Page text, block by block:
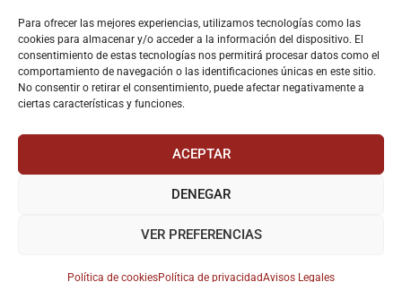
Para ofrecer las mejores experiencias, utilizamos tecnologías como las
cookies para almacenar y/o acceder a la información del dispositivo. El
consentimiento de estas tecnologías nos permitirá procesar datos como el
comportamiento de navegación o las identificaciones únicas en este sitio.
No consentir o retirar el consentimiento, puede afectar negativamente a
ciertas características y funciones.
ACEPTAR
DENEGAR
VER PREFERENCIAS
Política de cookiesPolítica de privacidadAvisos Legales
Reproductor
de
vídeo